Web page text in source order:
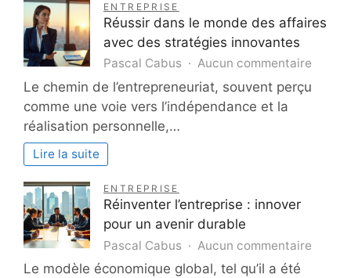
erreurs
à
éviter
pour
entreprendre
ENTREPRISE
Réussir dans le monde des affaires
avec des stratégies innovantes
Pascal Cabus Aucun commentaire
Le chemin de l’entrepreneuriat, souvent perçu
comme une voie vers l’indépendance et la
réalisation personnelle,…
Lire la suite
ENTREPRISE
Réinventer l’entreprise : innover
pour un avenir durable
Pascal Cabus Aucun commentaire
Le modèle économique global, tel qu’il a été